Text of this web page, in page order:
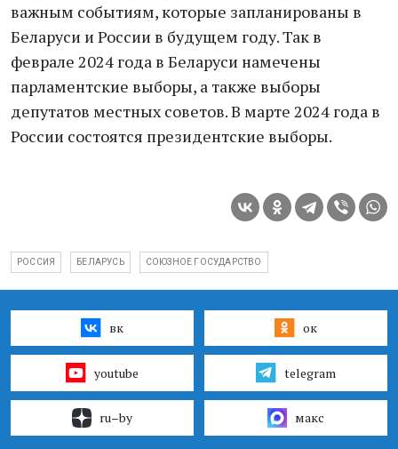
важным событиям, которые запланированы в
Беларуси и России в будущем году. Так в
феврале 2024 года в Беларуси намечены
парламентские выборы, а также выборы
депутатов местных советов. В марте 2024 года в
России состоятся президентские выборы.
РОССИЯ БЕЛАРУСЬ СОЮЗНОЕ ГОСУДАРСТВО
вк ок
youtube telegram
ru–by макс